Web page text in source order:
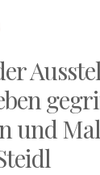
und